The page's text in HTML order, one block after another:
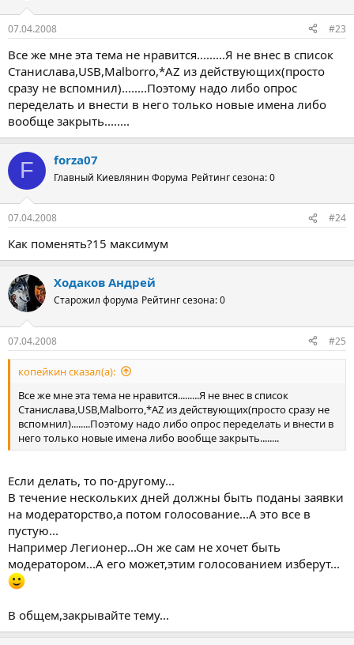
07.04.2008 #23
Все же мне эта тема не нравится.........Я не внес в список
Станислава,USB,Malborro,*AZ из действующих(просто
сразу не вспомнил)........Поэтому надо либо опрос
переделать и внести в него только новые имена либо
вообще закрыть........
F forza07
Главный Киевлянин Форума Рейтинг сезона: 0
07.04.2008 #24
Как поменять?15 максимум
Ходаков Андрей
Старожил форума Рейтинг сезона: 0
07.04.2008 #25
копейкин сказал(а):
Все же мне эта тема не нравится.........Я не внес в список
Станислава,USB,Malborro,*AZ из действующих(просто сразу не
вспомнил)........Поэтому надо либо опрос переделать и внести в
него только новые имена либо вообще закрыть........
Если делать, то по-другому...
В течение нескольких дней должны быть поданы заявки
на модераторство,а потом голосование...А это все в
пустую...
Например Легионер...Он же сам не хочет быть
модератором...А его может,этим голосованием изберут...
В общем,закрывайте тему...